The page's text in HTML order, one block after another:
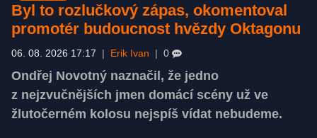
Byl to rozlučkový zápas, okomentoval
promotér budoucnost hvězdy Oktagonu
06. 08. 2026 17:17 Erik Ivan 0
Ondřej Novotný naznačil, že jedno
z nejzvučnějších jmen domácí scény už ve
žlutočerném kolosu nejspíš vídat nebudeme.